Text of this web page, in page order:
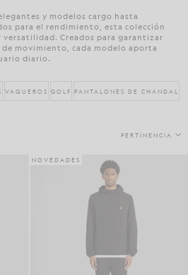
y modelos cargo hasta
para el rendimiento, esta colección
versatilidad. Creados para garantizar
movimiento, cada modelo aporta
diario.
VAQUEROS GOLF PANTALONES DE CHÁNDAL
PERTINENCIA
NOVEDADES